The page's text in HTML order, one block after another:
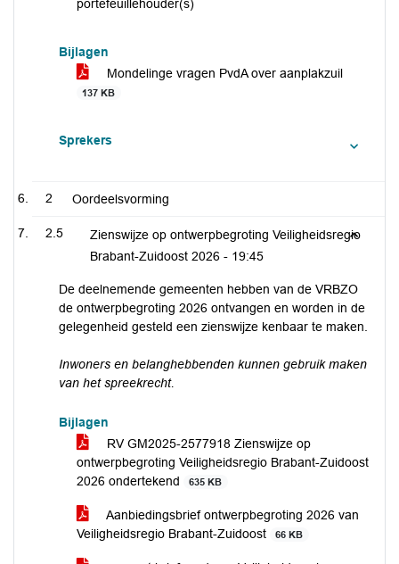
portefeuillehouder(s)
Bijlagen
Mondelinge vragen PvdA over aanplakzuil
137 KB
Sprekers
2 Oordeelsvorming
2.5
Zienswijze op ontwerpbegroting Veiligheidsregio
Brabant-Zuidoost 2026 - 19:45
De deelnemende gemeenten hebben van de VRBZO
de ontwerpbegroting 2026 ontvangen en worden in de
gelegenheid gesteld een zienswijze kenbaar te maken.
Inwoners en belanghebbenden kunnen gebruik maken
van het spreekrecht.
Bijlagen
RV GM2025-2577918 Zienswijze op
ontwerpbegroting Veiligheidsregio Brabant-Zuidoost
2026 ondertekend
635 KB
Aanbiedingsbrief ontwerpbegroting 2026 van
Veiligheidsregio Brabant-Zuidoost
66 KB